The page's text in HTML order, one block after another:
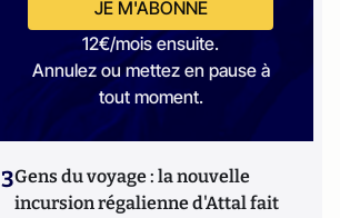
JE M'ABONNE
12€/mois ensuite.
Annulez ou mettez en pause à
tout moment.
3Gens du voyage : la nouvelle
incursion régalienne d'Attal fait